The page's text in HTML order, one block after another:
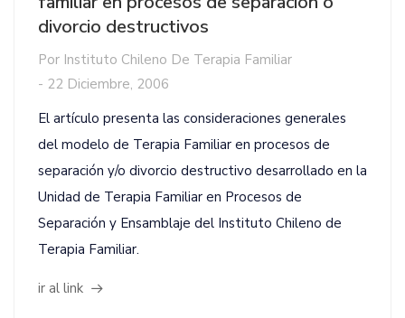
divorcio destructivos
Por Instituto Chileno De Terapia Familiar
- 22 Diciembre, 2006
El artículo presenta las consideraciones generales
del modelo de Terapia Familiar en procesos de
separación y/o divorcio destructivo desarrollado en la
Unidad de Terapia Familiar en Procesos de
Separación y Ensamblaje del Instituto Chileno de
Terapia Familiar.
ir al link